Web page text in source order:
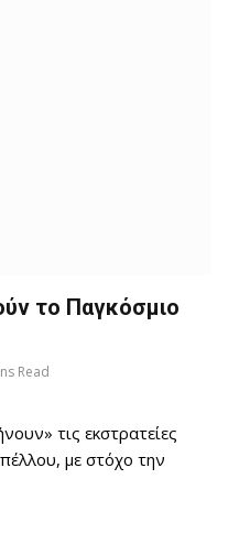
το Παγκόσμιο
Read
τις εκστρατείες
με στόχο την